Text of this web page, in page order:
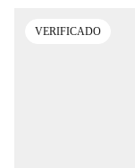
VERIFICADO